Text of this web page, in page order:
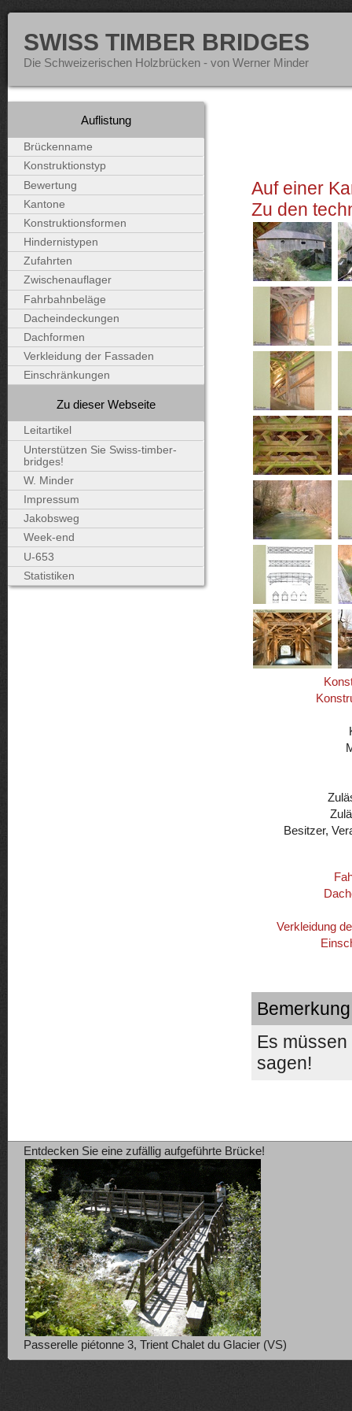
SWISS TIMBER BRIDGES
Die Schweizerischen Holzbrücken - von Werner Minder
Auf einer
Zu den
Besitzer,
Verkleidung
Bemerkung
Es
sagen!
Auflistung
Brückenname
Konstruktionstyp
Bewertung
Kantone
Konstruktionsformen
Hindernistypen
Zufahrten
Zwischenauflager
Fahrbahnbeläge
Dacheindeckungen
Dachformen
Verkleidung der Fassaden
Einschränkungen
Zu dieser Webseite
Leitartikel
Unterstützen Sie Swiss-timber-
bridges!
W. Minder
Impressum
Jakobsweg
Week-end
U-653
Statistiken
Entdecken Sie eine zufällig aufgeführte Brücke!
Passerelle piétonne 3, Trient Chalet du Glacier (VS)